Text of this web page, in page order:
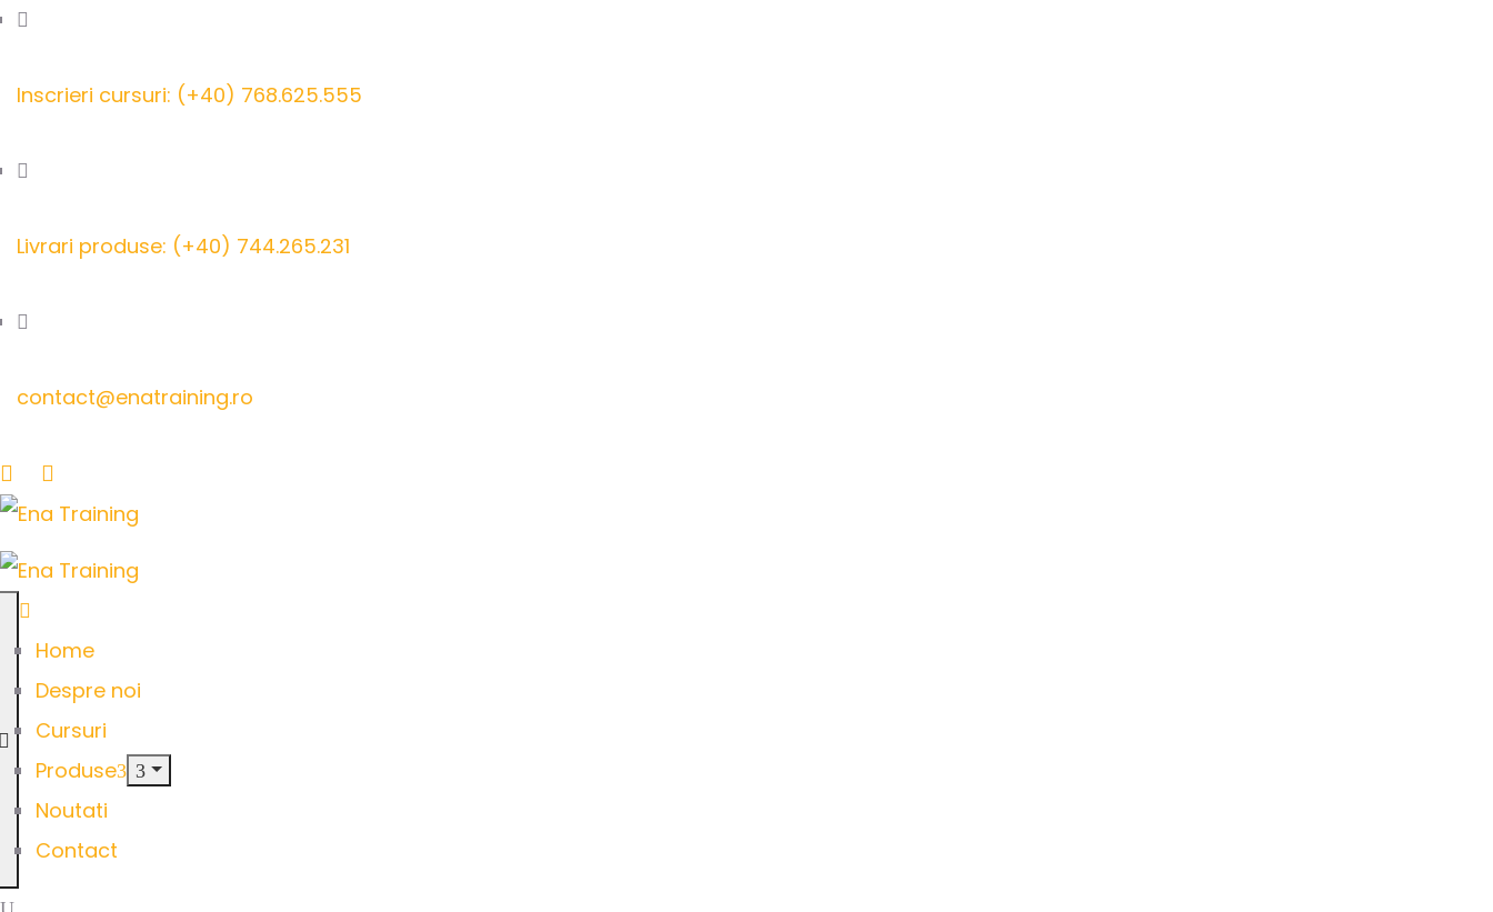
Inscrieri cursuri: (+40) 768.625.555
Livrari produse: (+40) 744.265.231
contact@enatraining.ro
Home
Despre noi
Cursuri
Produse
Noutati
Contact